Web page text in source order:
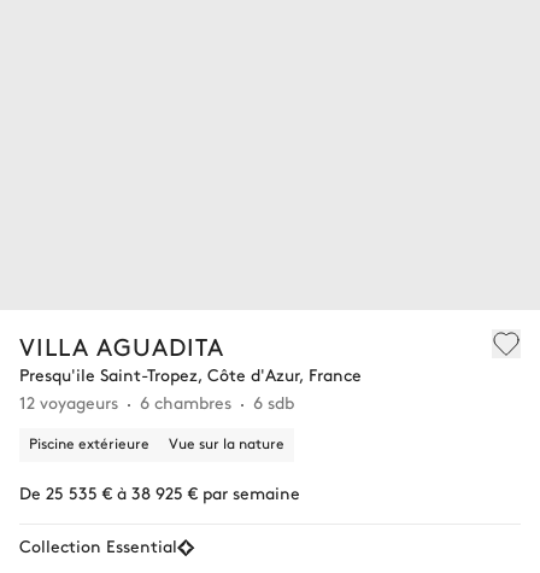
VILLA AGUADITA
Presqu'ile Saint-Tropez, Côte d'Azur, France
12 voyageurs
6 chambres 6 sdb
Piscine extérieure Vue sur la nature
De 25 535 € à 38 925 € par semaine
Collection Essential